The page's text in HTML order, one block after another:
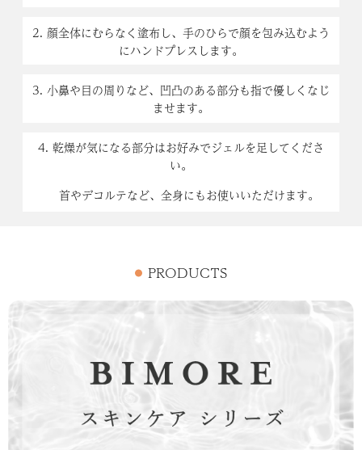
2. 顔全体にむらなく塗布し、手のひらで顔を包み込むよう
にハンドプレスします。
3. 小鼻や目の周りなど、凹凸のある部分も指で優しくなじ
ませます。
4. 乾燥が気になる部分はお好みでジェルを足してくださ
い。
首やデコルテなど、全身にもお使いいただけます。
PRODUCTS